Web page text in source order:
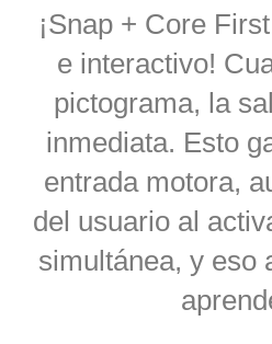
¡Snap + Core
e interactivo!
pictograma, la
inmediata. Esto
entrada motora,
del usuario al
simultánea, y eso